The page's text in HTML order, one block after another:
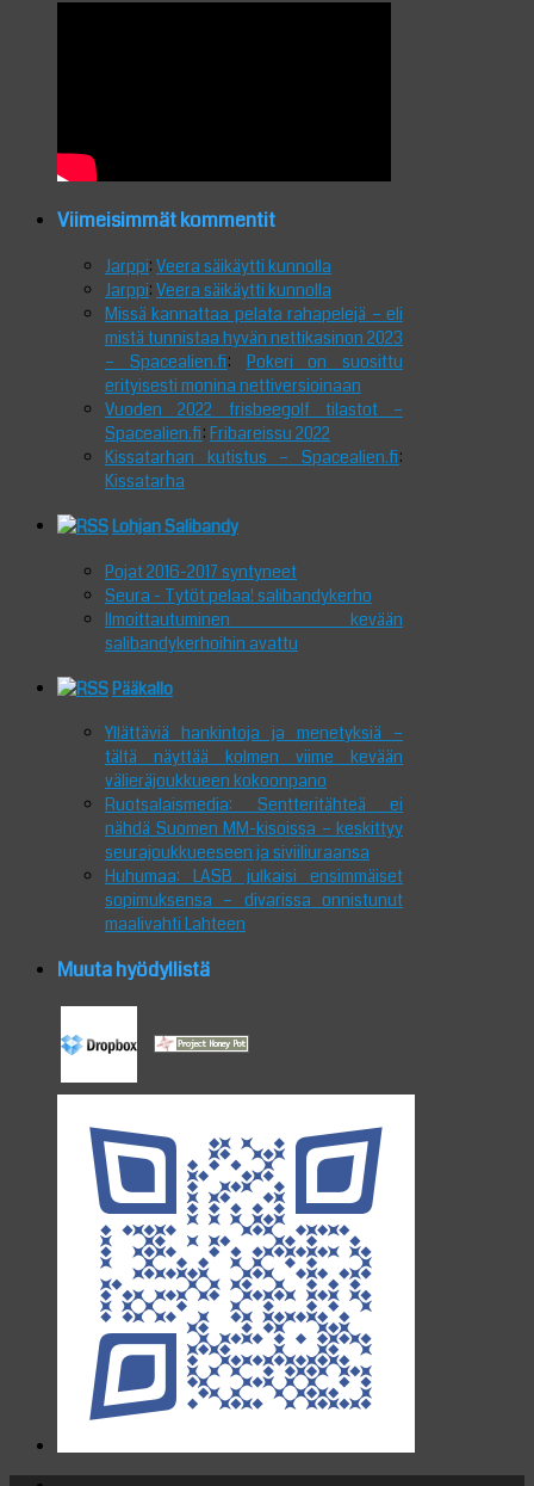
Viimeisimmät kommentit
Jarppi: Veera säikäytti kunnolla
Jarppi: Veera säikäytti kunnolla
Missä kannattaa pelata rahapelejä – eli
mistä tunnistaa hyvän nettikasinon 2023
– Spacealien.fi: Pokeri on suosittu
erityisesti monina nettiversioinaan
Vuoden 2022 frisbeegolf tilastot –
Spacealien.fi: Fribareissu 2022
Kissatarhan kutistus – Spacealien.fi:
Kissatarha
Lohjan Salibandy
Pojat 2016-2017 syntyneet
Seura - Tytöt pelaa! salibandykerho
Ilmoittautuminen kevään
salibandykerhoihin avattu
Pääkallo
Yllättäviä hankintoja ja menetyksiä –
tältä näyttää kolmen viime kevään
välieräjoukkueen kokoonpano
Ruotsalaismedia: Sentteritähteä ei
nähdä Suomen MM-kisoissa – keskittyy
seurajoukkueeseen ja siviiliuraansa
Huhumaa: LASB julkaisi ensimmäiset
sopimuksensa – divarissa onnistunut
maalivahti Lahteen
Muuta hyödyllistä